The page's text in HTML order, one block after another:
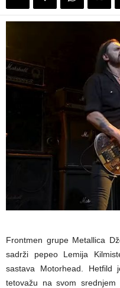
Frontmen grupe Metallica
sadrži pepeo Lemija
sastava Motorhead.
tetovažu na svom